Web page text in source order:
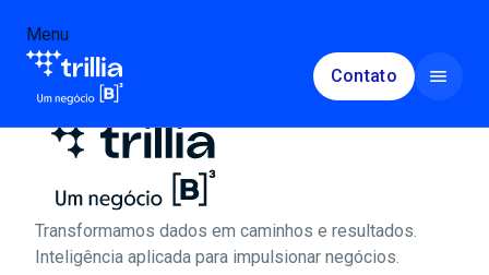
Menu
Contato
menu
Soluções
Compliance e Prevenção à Perdas e Fraudes
Institucional
Agendar conversa
Footer
Transformamos dados em caminhos e resultados.
Inteligência aplicada para impulsionar negócios.